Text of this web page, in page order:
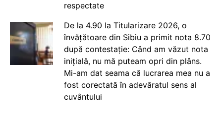
respectate
De la 4.90 la Titularizare 2026, o
învățătoare din Sibiu a primit nota 8.70
după contestație: Când am văzut nota
inițială, nu mă puteam opri din plâns.
Mi-am dat seama că lucrarea mea nu a
fost corectată în adevăratul sens al
cuvântului